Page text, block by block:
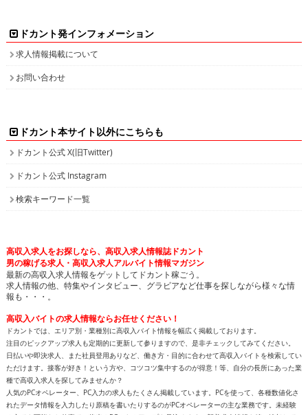
お問い合わせ
ドカント公式 Instagram
求人情報の他、特集やインタビュー、グラビアなど仕事を探しながら様々な情
報も・・・。
高収入バイトの求人情報ならお任せください！
ドカントでは、エリア別・業種別に高収入バイト情報を幅広く掲載しております。
日払いや即決求人、また社員登用ありなど、働き方・目的に合わせて高収入バイトを検索してい
ただけます。接客が好き！という方や、コツコツ集中するのが得意！等、自分の長所にあった業
種で高収入求人を探してみませんか？
人気のPCオペレーター、PC入力の求人もたくさん掲載しています。PCを使って、各種数値化さ
れたデータ情報を入力したり原稿を書いたりするのがPCオペレーターの主な業務です。未経験
の方でも可能なお仕事で、将来のPCスキルアップも見込めます。新着求人情報も続々追加して
おりますので、きっとアナタに合ったバイトが見つかります。
面白特集ページもたっぷりご用意しておりますので、どうぞ楽しみながら求人を探してくださ